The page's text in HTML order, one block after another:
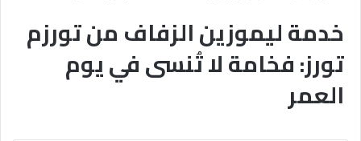
خدمة ليموزين الزفاف من تورزم
تورز: فخامة لا تُنسى في يوم
العمر